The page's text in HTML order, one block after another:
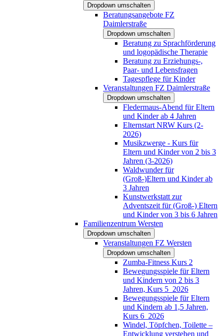
Dropdown umschalten
Beratungsangebote FZ
Daimlerstraße
Dropdown umschalten
Beratung zu Sprachförderung
und logopädische Therapie
Beratung zu Erziehungs-,
Paar- und Lebensfragen
Tagespflege für Kinder
Veranstaltungen FZ Daimlerstraße
Dropdown umschalten
Fledermaus-Abend für Eltern
und Kinder ab 4 Jahren
Elternstart NRW Kurs (2-
2026)
Musikzwerge - Kurs für
Eltern und Kinder von 2 bis 3
Jahren (3-2026)
Waldwunder für
(Groß-)Eltern und Kinder ab
3 Jahren
Kunstwerkstatt zur
Adventszeit für (Groß-) Eltern
und Kinder von 3 bis 6 Jahren
Familienzentrum Wersten
Dropdown umschalten
Veranstaltungen FZ Wersten
Dropdown umschalten
Zumba-Fitness Kurs 2
Bewegungsspiele für Eltern
und Kindern von 2 bis 3
Jahren, Kurs 5_2026
Bewegungsspiele für Eltern
und Kindern ab 1,5 Jahren,
Kurs 6_2026
Windel, Töpfchen, Toilette –
Entwicklung verstehen und